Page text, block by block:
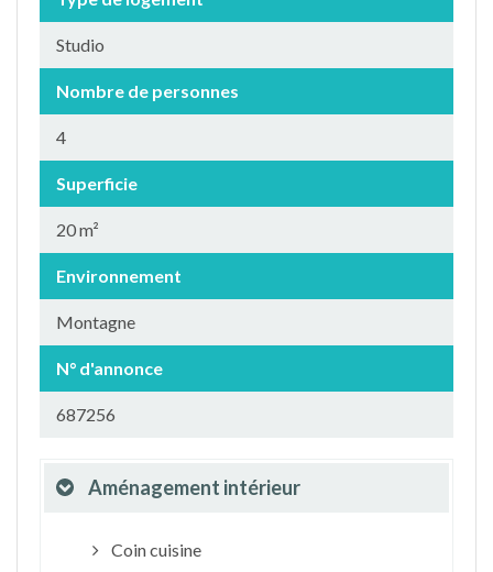
Studio
Nombre de personnes
4
Superficie
20 m²
Environnement
Montagne
N° d'annonce
687256
Aménagement intérieur
Coin cuisine